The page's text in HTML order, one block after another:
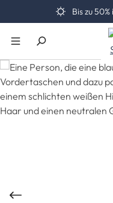
Zum HauptinhaltBis zu
Bildergalerie